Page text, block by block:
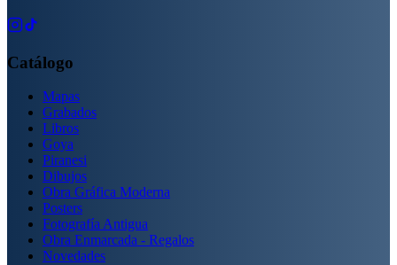
Catálogo
Mapas
Grabados
Libros
Goya
Piranesi
Dibujos
Obra Gráfica Moderna
Posters
Fotografía Antigua
Obra Enmarcada - Regalos
Novedades